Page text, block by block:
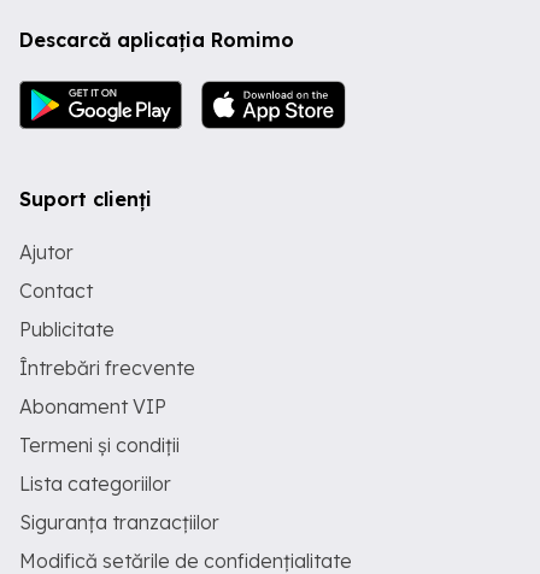
Descarcă aplicația Romimo
Suport clienți
Ajutor
Contact
Publicitate
Întrebări frecvente
Abonament VIP
Termeni și condiții
Lista categoriilor
Siguranța tranzacțiilor
Modifică setările de confidențialitate